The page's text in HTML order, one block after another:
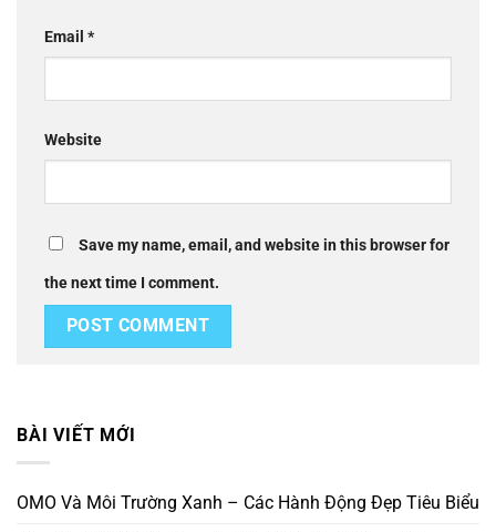
Email *
Website
Save my name, email, and website in this browser for
the next time I comment.
BÀI VIẾT MỚI
OMO Và Môi Trường Xanh – Các Hành Động Đẹp Tiêu Biểu